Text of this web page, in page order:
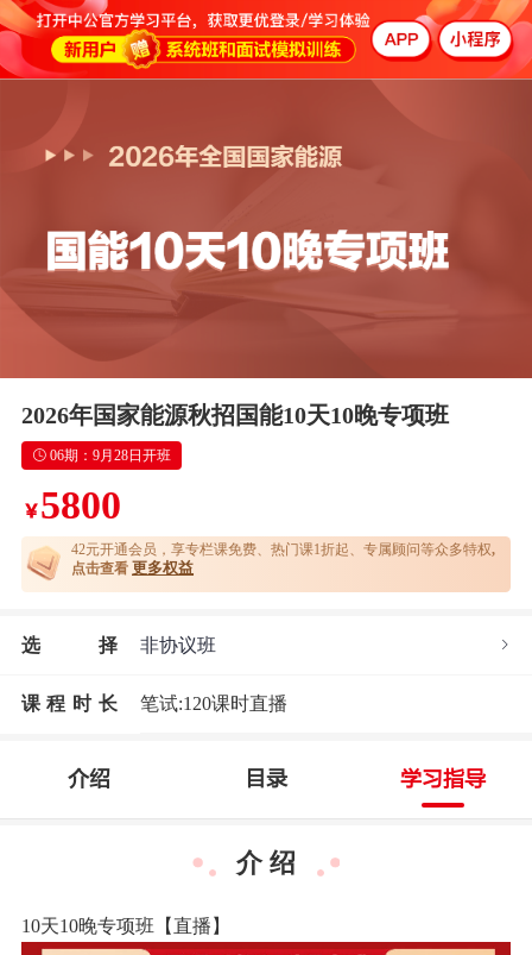
2026年国家能源秋招国能10天10晚专项班
06期：9月28日开班
￥5800
42元开通会员，享专栏课免费、热门课1折起、专属顾问等众多特权,
点击查看 更多权益
选 择 非协议班
课程时长 笔试:120课时直播
介绍 目录 学习指导
介 绍
10天10晚专项班【直播】